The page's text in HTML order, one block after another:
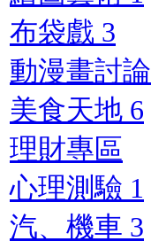
布袋戲 3
動漫畫討論
美食天地 6
理財專區
心理測驗 1
汽、機車 3